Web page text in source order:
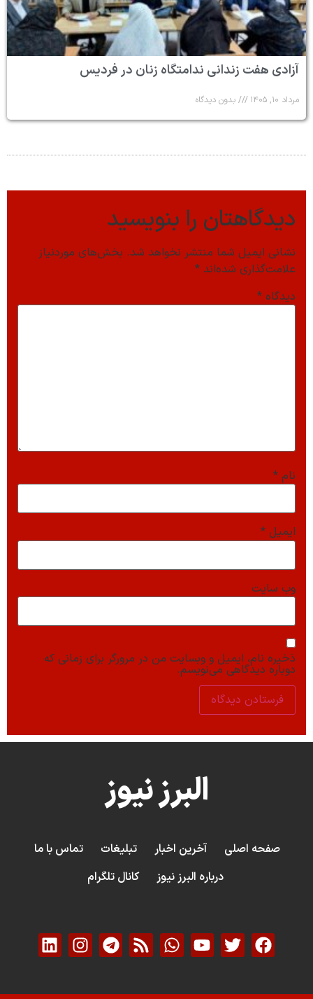
آزادی هفت زندانی ندامتگاه زنان در فردیس
مرداد ۱۰, ۱۴۰۵ بدون دیدگاه
دیدگاهتان را بنویسید
نشانی ایمیل شما منتشر نخواهد شد. بخش‌های موردنیاز
علامت‌گذاری شده‌اند *
دیدگاه *
نام *
ایمیل *
وب‌ سایت
ذخیره نام، ایمیل و وبسایت من در مرورگر برای زمانی که
دوباره دیدگاهی می‌نویسم.
البرز نیوز
صفحه اصلی آخرین اخبار تبلیغات
تماس با ما
درباره البرز نیوز
کانال تلگرام